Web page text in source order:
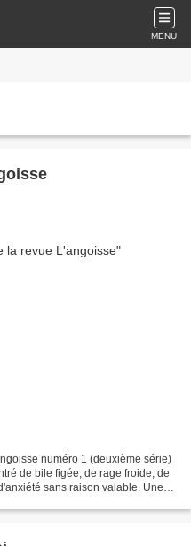
MENU
numéro 1 (deuxième série)
de bile figée, de rage froide, de
sans raison valable. Une